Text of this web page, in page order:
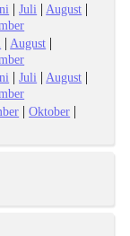
|Juli | August |
| August |
|Juli | August |
|Oktober |